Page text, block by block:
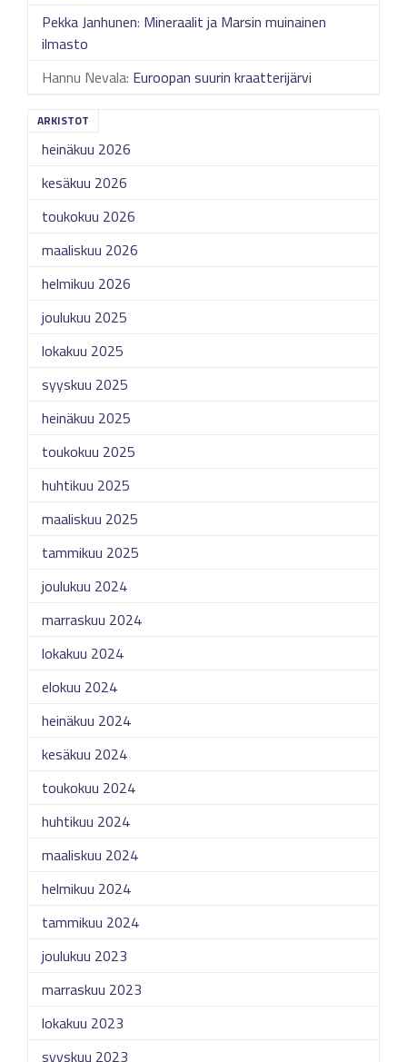
Pekka Janhunen: Mineraalit ja Marsin muinainen
ilmasto
Hannu Nevala: Euroopan suurin kraatterijärvi
ARKISTOT
heinäkuu 2026
kesäkuu 2026
toukokuu 2026
maaliskuu 2026
helmikuu 2026
joulukuu 2025
lokakuu 2025
syyskuu 2025
heinäkuu 2025
toukokuu 2025
huhtikuu 2025
maaliskuu 2025
tammikuu 2025
joulukuu 2024
marraskuu 2024
lokakuu 2024
elokuu 2024
heinäkuu 2024
kesäkuu 2024
toukokuu 2024
huhtikuu 2024
maaliskuu 2024
helmikuu 2024
tammikuu 2024
joulukuu 2023
marraskuu 2023
lokakuu 2023
syyskuu 2023